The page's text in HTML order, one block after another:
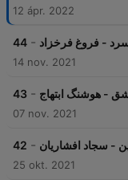
12 ápr. 2022
44 - - فروغ فرخزاد
14 nov. 2021
43 - - هوشنگ ابتهاج
07 nov. 2021
42 - - سجاد افشاریان
25 okt. 2021